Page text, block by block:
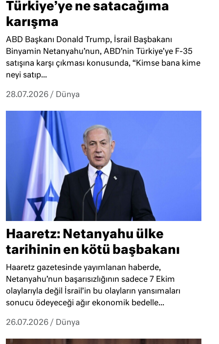
Türkiye’ye ne satacağıma
karışma
ABD Başkanı Donald Trump, İsrail Başbakanı
Binyamin Netanyahu’nun, ABD’nin Türkiye’ye F-35
satışına karşı çıkması konusunda, “Kimse bana kime
neyi satıp...
28.07.2026 / Dünya
Haaretz: Netanyahu ülke
tarihinin en kötü başbakanı
Haaretz gazetesinde yayımlanan haberde,
Netanyahu’nun başarısızlığının sadece 7 Ekim
olaylarıyla değil İsrail’in bu olayların yansımaları
sonucu ödeyeceği ağır ekonomik bedelle...
26.07.2026 / Dünya